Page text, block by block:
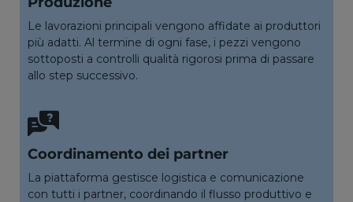
Le lavorazioni principali vengono affidate ai produttori
più adatti. Al termine di ogni fase, i pezzi vengono
sottoposti a controlli qualità rigorosi prima di passare
allo step successivo.
Coordinamento dei partner
La piattaforma gestisce logistica e comunicazione
con tutti i partner, coordinando il flusso produttivo e